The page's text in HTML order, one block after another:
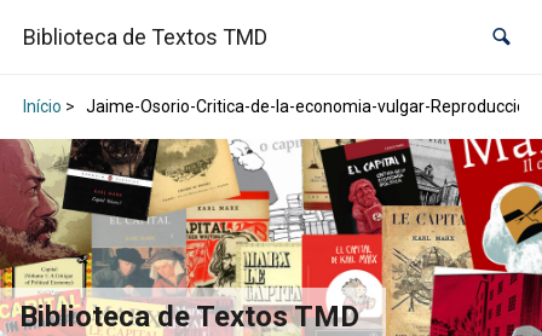
Biblioteca de Textos TMD
Início > Jaime-Osorio-Critica-de-la-economia-vulgar-
Biblioteca de Textos TMD